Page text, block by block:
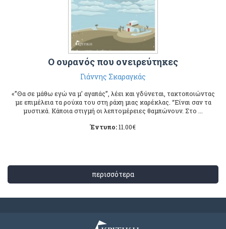
Ο ουρανός που ονειρεύτηκες
Γιάννης Σκαραγκάς
«”Θα σε μάθω εγώ να μ’ αγαπάς”, λέει και γδύνεται, τακτοποιώντας
με επιμέλεια τα ρούχα του στη ράχη μιας καρέκλας. “Είναι σαν τα
μυστικά. Κάποια στιγμή οι λεπτομέρειες θαμπώνουν. Στο ...
Έντυπο:11.00€
περισσότερα